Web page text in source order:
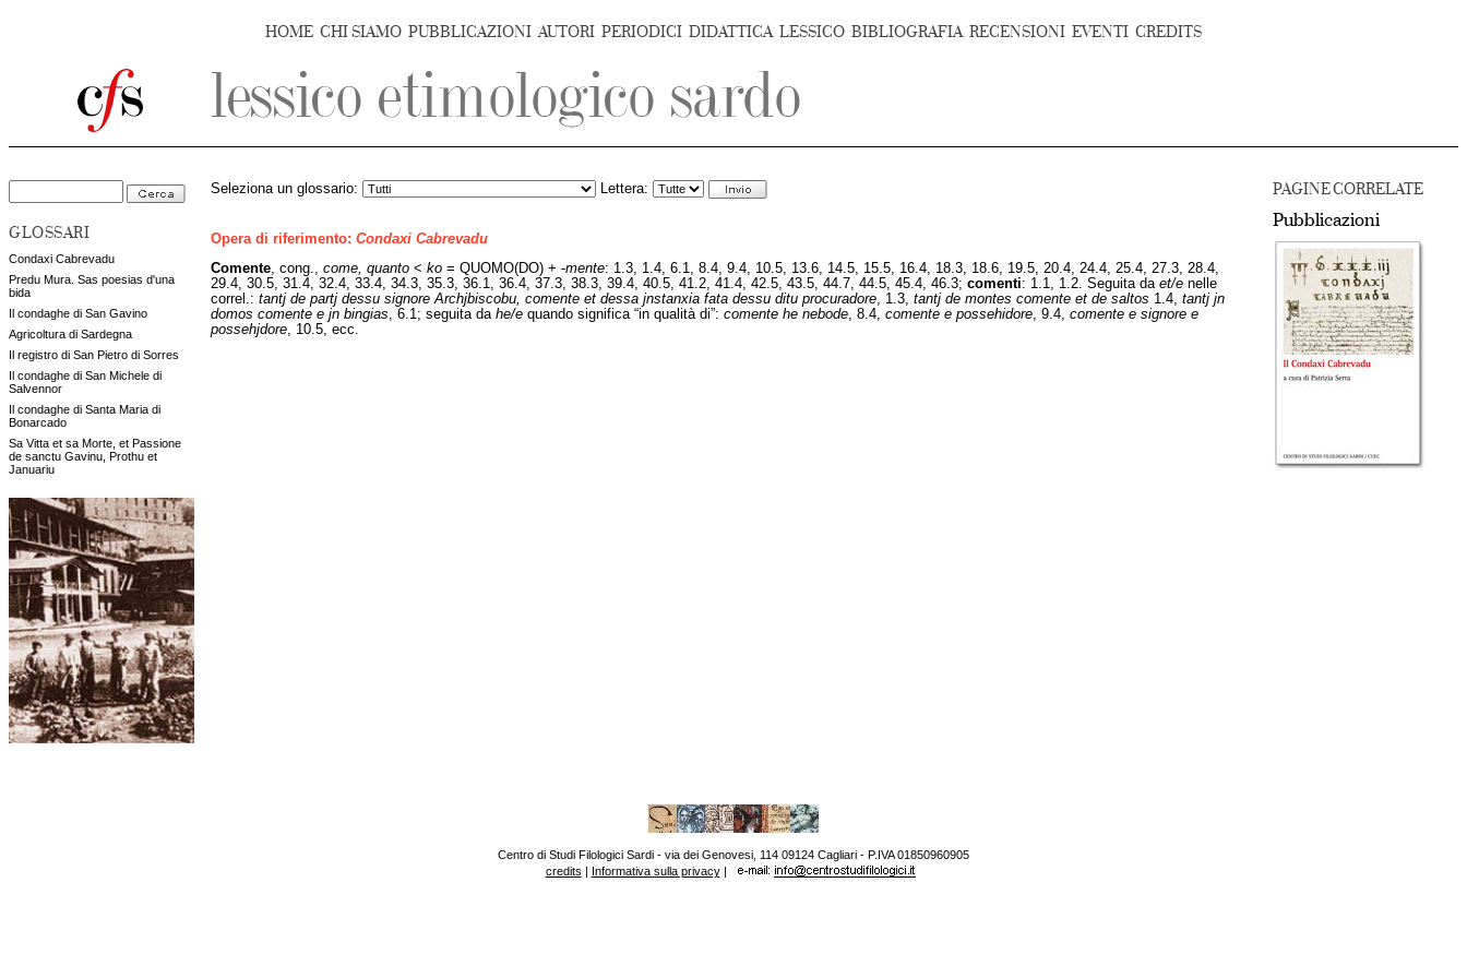
HOME CHI SIAMO PUBBLICAZIONI AUTORI PERIODICI DIDATTICA LESSICO BIBLIOGRAFIA RECENSIONI EVENTI CREDITS
GLOSSARI
Condaxi Cabrevadu
Predu Mura. Sas poesias d'una
bida
Il condaghe di San Gavino
Agricoltura di Sardegna
Il registro di San Pietro di Sorres
Il condaghe di San Michele di
Salvennor
Il condaghe di Santa Maria di
Bonarcado
Sa Vitta et sa Morte, et Passione
de sanctu Gavinu, Prothu et
Januariu
PAGINE CORRELATE
Pubblicazioni
Seleziona un glossario: Lettera:
Opera di riferimento: Condaxi Cabrevadu
Comente cong., come, quanto < ko = QUOMO(DO) + -mente: 1.3, 1.4, 6.1, 8.4, 9.4, 10.5, 13.6, 14.5, 15.5, 16.4, 18.3, 18.6, 19.5, 20.4, 24.4, 25.4, 27.3, 28.4,
29.4, 30.5, 31.4, 32.4, 33.4, 34.3, 35.3, 36.1, 36.4, 37.3, 38.3, 39.4, 40.5, 41.2, 41.4, 42.5, 43.5, 44.7, 44.5, 45.4, 46.3; comenti: 1.1, 1.2. Seguita da et/e nelle
correl.: tantj de partj dessu signore Archjbiscobu, comente et dessa jnstanxia fata dessu ditu procuradore , 1.3, tantj de montes comente et de saltos 1.4, tantj jn
domos comente e jn bingias , 6.1; seguita da he/e quando significa “in qualità di”: comente he nebode , 8.4, comente e possehidore , 9.4, comente e signore e
possehjdore , 10.5, ecc.
Centro di Studi Filologici Sardi - via dei Genovesi, 114 09124 Cagliari - P.IVA 01850960905
credits | Informativa sulla privacy|